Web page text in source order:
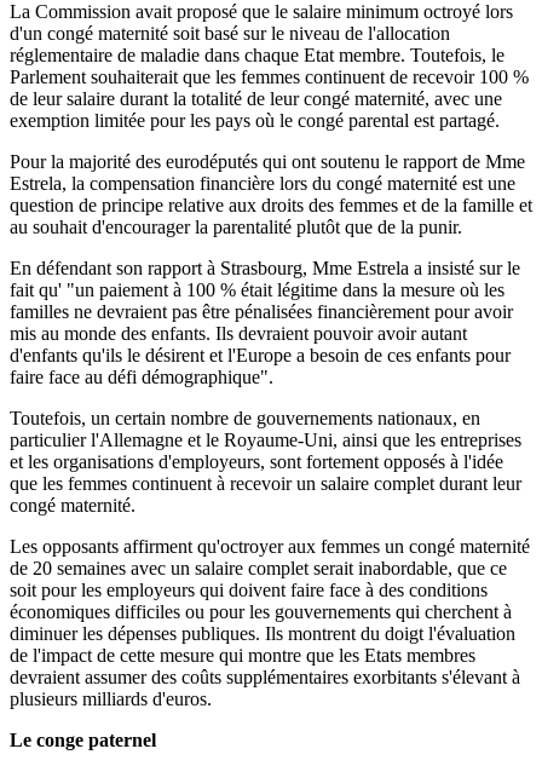
La Commission avait proposé que le salaire minimum octroyé lors
d'un congé maternité soit basé sur le niveau de l'allocation
réglementaire de maladie dans chaque Etat membre. Toutefois, le
Parlement souhaiterait que les femmes continuent de recevoir 100 %
de leur salaire durant la totalité de leur congé maternité, avec une
exemption limitée pour les pays où le congé parental est partagé.
Pour la majorité des eurodéputés qui ont soutenu le rapport de Mme
Estrela, la compensation financière lors du congé maternité est une
question de principe relative aux droits des femmes et de la famille et
au souhait d'encourager la parentalité plutôt que de la punir.
En défendant son rapport à Strasbourg, Mme Estrela a insisté sur le
fait qu' "un paiement à 100 % était légitime dans la mesure où les
familles ne devraient pas être pénalisées financièrement pour avoir
mis au monde des enfants. Ils devraient pouvoir avoir autant
d'enfants qu'ils le désirent et l'Europe a besoin de ces enfants pour
faire face au défi démographique".
Toutefois, un certain nombre de gouvernements nationaux, en
particulier l'Allemagne et le Royaume-Uni, ainsi que les entreprises
et les organisations d'employeurs, sont fortement opposés à l'idée
que les femmes continuent à recevoir un salaire complet durant leur
congé maternité.
Les opposants affirment qu'octroyer aux femmes un congé maternité
de 20 semaines avec un salaire complet serait inabordable, que ce
soit pour les employeurs qui doivent faire face à des conditions
économiques difficiles ou pour les gouvernements qui cherchent à
diminuer les dépenses publiques. Ils montrent du doigt l'évaluation
de l'impact de cette mesure qui montre que les Etats membres
devraient assumer des coûts supplémentaires exorbitants s'élevant à
plusieurs milliards d'euros.
Le conge paternel